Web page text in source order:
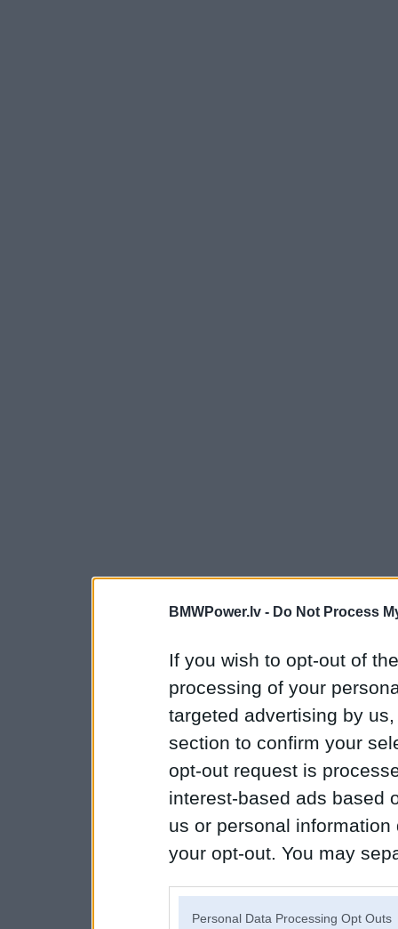
BMWPower.lv - Do Not Process
If you wish to opt-out of
processing of your
targeted advertising by
section to confirm your
opt-out request is
interest-based ads based
us or personal
your opt-out. You may
Personal Data Processing Opt Outs